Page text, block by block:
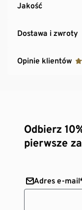
Jakość
Dostawa i zwroty
Opinie klientów
Odbierz
pierwsze
Adres e-